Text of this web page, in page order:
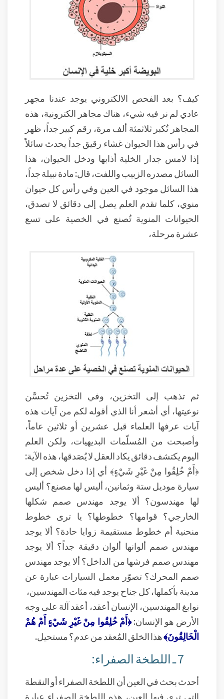
كيف؟ بعد الفحص الالكتروني يوجد عندنا مجهر
عادي لم نر فيه شيء، هناك مجاهر الكترونية، هذه
المجاهر تُكبر ثلاثمئة ألف مرة، رقم كبير جداً، ظهر
في رأس هذا الحيوان غشاء رقيق جداً يحدث سائلاً
إذا لامس جدار الخلية أذابها ودخل الحيوان، هذا
السائل مصدره الزبيب واللفت، قال: مادة نبيلة جداً،
هذا السائل موجود في العين وفي رأس كل حيوان
منوي، كلما تقدم العلم يصل إلى دقائق لا تصدق،
الحيوانات المنوية تُصنع في الخصية على تسع
عشرة مرحلة،
ثم تذهب إلى التخزين، وفي التخزين تُحسَّن
نوعيتها، أي أشعر أنا الذي أقوله لكم من آيات هذه
آيات عرفها العلماء قبل عشرين أو ثلاثين عاماً،
وأصبحت من المُسلّمات البديهيات، ولكن العلم
اليوم يكتشف دقائق يكاد العقل لا يُصَدقها، هذه الآية:
﴿أَمْ خُلِقُوا مِنْ غَيْرِ شَيْءٍ﴾ أي إذا دخل شخص إلى
سيارة موديل ستة وثمانين، أليس لها مصنع؟ أليس
لها مهندسون؟ ألا يوجد مهندس صمم شكلها
الخارجي؟ قوامها؟ خطوطها؟ يا ترى خطوط
منحنية أم خطوط مستقيمة زوايا حادة؟ ألا يوجد
مهندس صمم ألوانها ألوان دقيقة جداً؟ ألا يوجد
مهندس صمم فرشها من الداخل؟ ألا يوجد مهندس
صمم المحرك؟ تصوّر معمل السيارات عبارة عن
مدينة بأكملها، كل جناح يوجد فيه مئات المهندسين،
نوابغ المهندسين، الإنسان أعقد، أعقد آلة على وجه
الأرض هو الإنسان:﴿أَمْ خُلِقُوا مِنْ غَيْرِ شَيْءٍ أَمْ هُمْ
الْخَالِقُونَ﴾هذا الخلق المُعقد من عدم؟ مستحيل.
7 ـ اللطخة الصفراء:
أحدث بحث في العين أن اللطخة الصفراء أو النقطة
التي ترى فيها العين، هذه اللطخة الصفراء عبارة